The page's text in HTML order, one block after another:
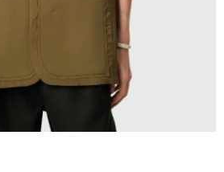
SELECCIONAR TALLE